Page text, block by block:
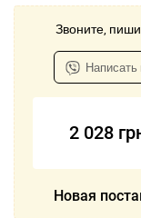
Звоните,
Написать
2 028
Новая